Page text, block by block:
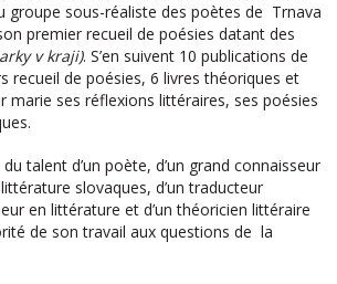
groupe sous-réaliste des poètes de Trnava
premier recueil de poésies datant des
v kraji). S’en suivent 10 publications de
recueil de poésies, 6 livres théoriques et
marie ses réflexions littéraires, ses poésies
talent d’un poète, d’un grand connaisseur
slovaques, d’un traducteur
en littérature et d’un théoricien littéraire
de son travail aux questions de la